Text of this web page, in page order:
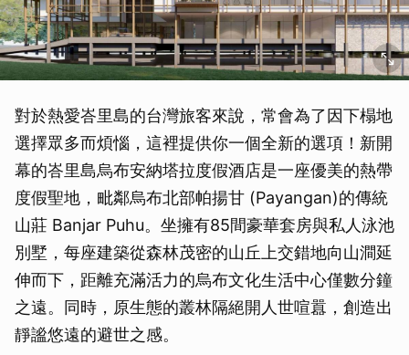
對於熱愛峇里島的台灣旅客來說，常會為了因下榻地
選擇眾多而煩惱，這裡提供你一個全新的選項！新開
幕的峇里島烏布安納塔拉度假酒店是一座優美的熱帶
度假聖地，毗鄰烏布北部帕揚甘 (Payangan)的傳統
山莊 Banjar Puhu。坐擁有85間豪華套房與私人泳池
別墅，每座建築從森林茂密的山丘上交錯地向山澗延
伸而下，距離充滿活力的烏布文化生活中心僅數分鐘
之遠。同時，原生態的叢林隔絕開人世喧囂，創造出
靜謐悠遠的避世之感。